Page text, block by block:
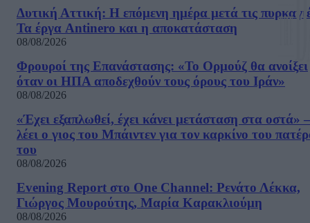
Δυτική Αττική: Η επόμενη ημέρα μετά τις
Τα έργα Antinero και η αποκατάσταση
08/08/2026
Φρουροί της Επανάστασης: «Το Ορμούζ θα ανοίξει
όταν οι ΗΠΑ αποδεχθούν τους όρους του Ιράν»
08/08/2026
«Έχει εξαπλωθεί, έχει κάνει μετάσταση στα οστά»
λέει ο γιος του Μπάιντεν για τον καρκίνο του
του
08/08/2026
Evening Report στο One Channel: Ρενάτο Λέκκα,
Γιώργος Μουρούτης, Μαρία Καρακλιούμη
08/08/2026